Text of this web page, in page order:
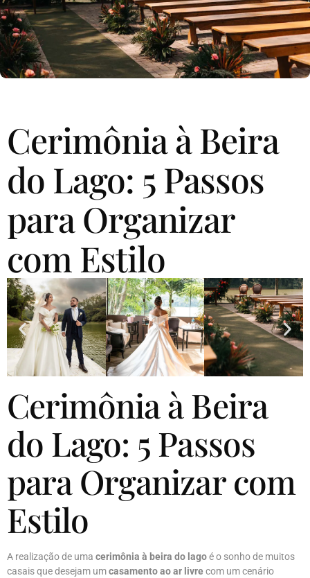
Cerimônia à Beira
do Lago: 5 Passos
para Organizar
com Estilo
Cerimônia à Beira
do Lago: 5 Passos
para Organizar com
Estilo
A realização de uma cerimônia à beira do lagoé o sonho de muitos
casais que desejam umcasamento ao ar livrecom um cenário